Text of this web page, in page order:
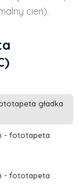
cień).
gładka
- fototapeta
- fototapeta